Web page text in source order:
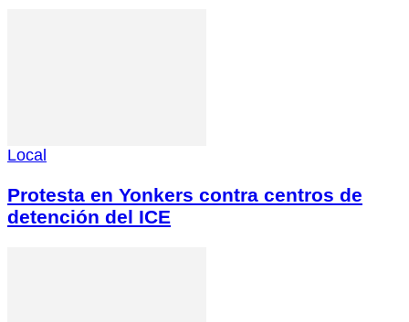
Local
Protesta en Yonkers contra centros de
detención del ICE